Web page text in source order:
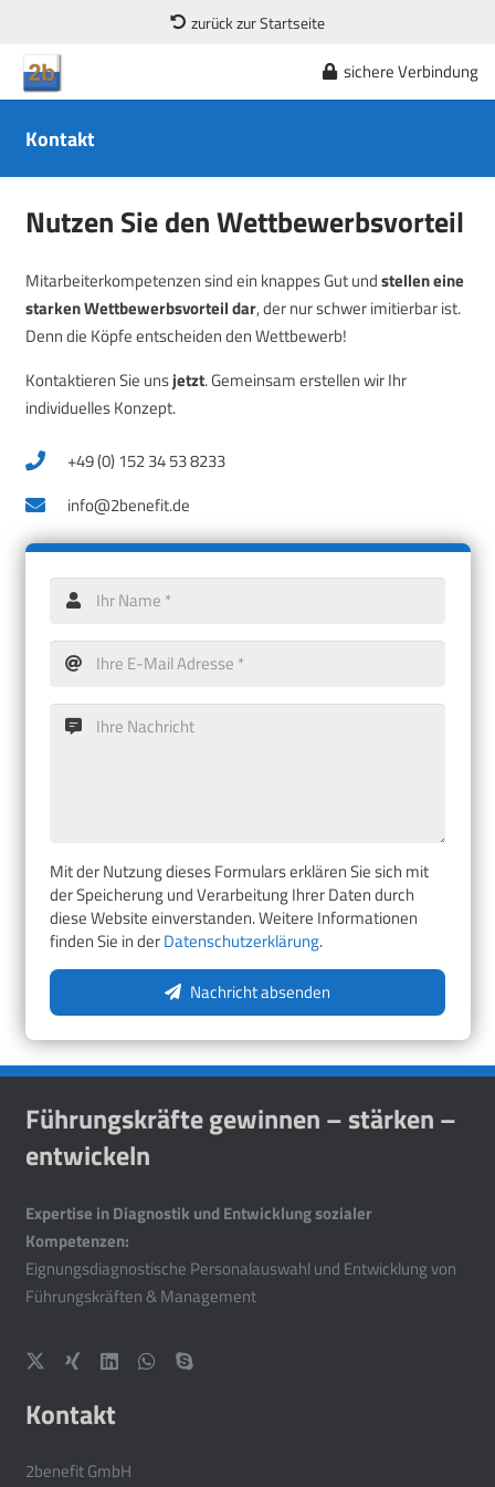
zurück zur Startseite
sichere Verbindung
Kontakt
Nutzen Sie den Wettbewerbsvorteil
Mitarbeiterkompetenzen sind ein knappes Gut undstellen eine
starken Wettbewerbsvorteil dar, der nur schwer imitierbar ist.
Denn die Köpfe entscheiden den Wettbewerb!
Kontaktieren Sie unsjetzt. Gemeinsam erstellen wir Ihr
individuelles Konzept.
+49 (0) 152 34 53 8233
info@2benefit.de
Mit der Nutzung dieses Formulars erklären Sie sich mit
der Speicherung und Verarbeitung Ihrer Daten durch
diese Website einverstanden. Weitere Informationen
finden Sie in derDatenschutzerklärung.
Nachricht absenden
Führungskräfte gewinnen – stärken –
entwickeln
Expertise in Diagnostik und Entwicklung sozialer
Kompetenzen:
Eignungsdiagnostische Personalauswahl und Entwicklung von
Führungskräften & Management
Kontakt
2benefit GmbH